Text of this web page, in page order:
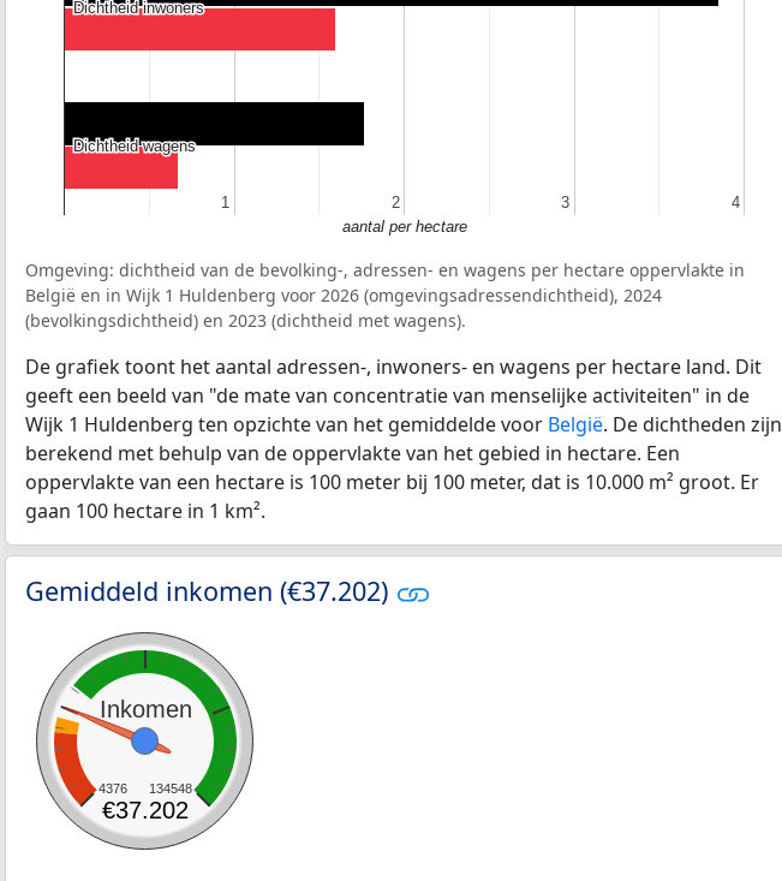
11 2
2 3
3 4
4
Dichtheid inwoners
Dichtheid inwoners
Dichtheid wagens
Dichtheid wagens
aantal per hectare
Omgeving: dichtheid van de bevolking-, adressen- en wagens per hectare oppervlakte in
België en in Wijk 1 Huldenberg voor 2026 (omgevingsadressendichtheid), 2024
(bevolkingsdichtheid) en 2023 (dichtheid met wagens).
De grafiek toont het aantal adressen-, inwoners- en wagens per hectare land. Dit
geeft een beeld van "de mate van concentratie van menselijke activiteiten" in de
Wijk 1 Huldenberg ten opzichte van het gemiddelde voor België. De dichtheden zijn
berekend met behulp van de oppervlakte van het gebied in hectare. Een
oppervlakte van een hectare is 100 meter bij 100 meter, dat is 10.000 m² groot. Er
gaan 100 hectare in 1 km².
Gemiddeld inkomen (€37.202)
Inkomen
4376 134548
€37.202